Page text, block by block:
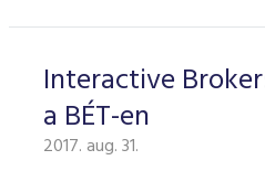
Interactive
a BÉT-en
2017. aug. 31.